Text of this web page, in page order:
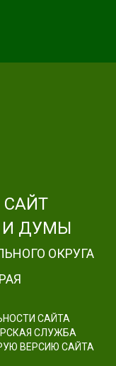
И ДУМЫ
ОКРУГА
САЙТА
СЛУЖБА
ВЕРСИЮ САЙТА